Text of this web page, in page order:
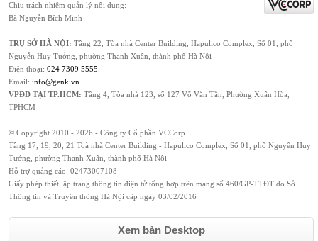
Chịu trách nhiệm quản lý nội dung:
Bà Nguyễn Bích Minh
TRỤ SỞ HÀ NỘI: Tầng 22, Tòa nhà Center Building, Hapulico Complex, Số 01, phố
Nguyễn Huy Tưởng, phường Thanh Xuân, thành phố Hà Nội
Điện thoại: 024 7309 5555
Email: info@genk.vn
VPĐD TẠI TP.HCM: Tầng 4, Tòa nhà 123, số 127 Võ Văn Tần, Phường Xuân Hòa,
TPHCM
© Copyright 2010 - 2026 - Công ty Cổ phần VCCorp
Tầng 17, 19, 20, 21 Toà nhà Center Building - Hapulico Complex, Số 01, phố Nguyễn Huy
Tưởng, phường Thanh Xuân, thành phố Hà Nội
Hỗ trợ quảng cáo: 02473007108
Giấy phép thiết lập trang thông tin điện tử tổng hợp trên mạng số 460/GP-TTĐT do Sở
Thông tin và Truyền thông Hà Nội cấp ngày 03/02/2016
Xem bản Desktop